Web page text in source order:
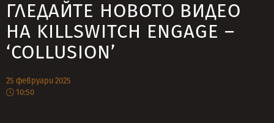
ГЛЕДАЙТЕ НОВОТО ВИДЕО
НА KILLSWITCH ENGAGE –
‘COLLUSION’
25 февруари 2025
10:50